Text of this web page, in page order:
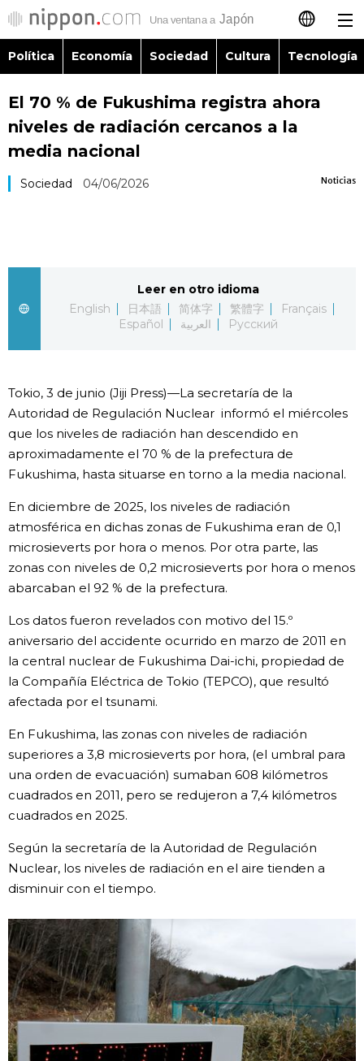
日本語
English
Русский
Política
Vida
Guía de Japón
Vídeos e imágenes
En profundidad
Más
Noticias
Datos de Japón
Fragmentos de Japón
Gente
Blog
Tokio
Avisos
official SNS
Política Economía Sociedad Cultura Tecnología
El 70 % de Fukushima registra ahora
niveles de radiación cercanos a la
media nacional
Noticias
Sociedad 04/06/2026
Leer en otro idioma
English
日本語 简体字 繁體字
Français
Español
العربية Русский
Tokio, 3 de junio (Jiji Press)—La secretaría de la
Autoridad de Regulación Nuclear informó el miércoles
que los niveles de radiación han descendido en
aproximadamente el 70 % de la prefectura de
Fukushima, hasta situarse en torno a la media nacional.
En diciembre de 2025, los niveles de radiación
atmosférica en dichas zonas de Fukushima eran de 0,1
microsieverts por hora o menos. Por otra parte, las
zonas con niveles de 0,2 microsieverts por hora o menos
abarcaban el 92 % de la prefectura.
Los datos fueron revelados con motivo del 15.º
aniversario del accidente ocurrido en marzo de 2011 en
la central nuclear de Fukushima Dai-ichi, propiedad de
la Compañía Eléctrica de Tokio (TEPCO), que resultó
afectada por el tsunami.
En Fukushima, las zonas con niveles de radiación
superiores a 3,8 microsieverts por hora, (el umbral para
una orden de evacuación) sumaban 608 kilómetros
cuadrados en 2011, pero se redujeron a 7,4 kilómetros
cuadrados en 2025.
Según la secretaría de la Autoridad de Regulación
Nuclear, los niveles de radiación en el aire tienden a
disminuir con el tiempo.